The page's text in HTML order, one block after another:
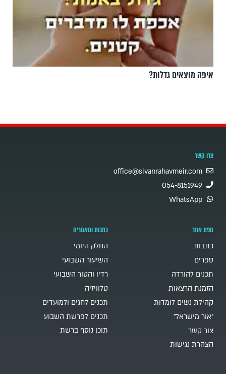
איפה מוצאים גדלות?
צרו קשר
office@sivanrahavmeir.com
054-8151949
WhatsApp
מפת אתר
כתבות
ספרים
תכנים להורדה
הזמנת הרצאות
קהילת נשים לומדות
"אור מישראל"
צור קשר
הצהרת נגישות
כתבות ומאמרים
החלק היומי
השיעור השבועי
רדיו והטור השבועי
טלוויזיה
תכנים לחגים ולמועדים
תכנים לפרשת השבוע
תוכן נוסף ברשת